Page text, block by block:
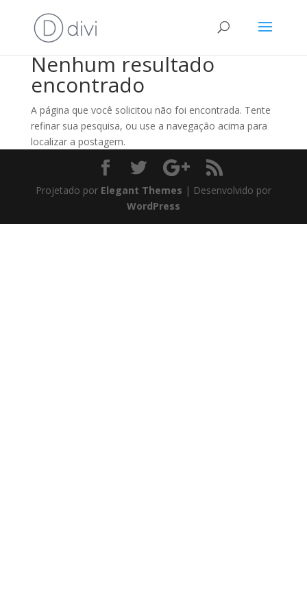
Nenhum resultado
encontrado
A página que você solicitou não foi encontrada. Tente
refinar sua pesquisa, ou use a navegação acima para
localizar a postagem.
Projetado por Elegant Themes | Desenvolvido por
WordPress